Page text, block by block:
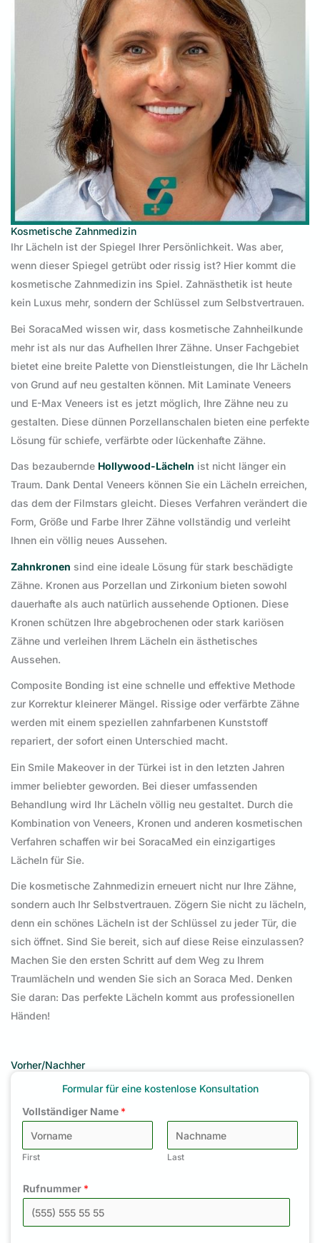
Kosmetische Zahnmedizin
Ihr Lächeln ist der Spiegel Ihrer Persönlichkeit. Was aber,
wenn dieser Spiegel getrübt oder rissig ist? Hier kommt die
kosmetische Zahnmedizin ins Spiel. Zahnästhetik ist heute
kein Luxus mehr, sondern der Schlüssel zum Selbstvertrauen.
Bei SoracaMed wissen wir, dass kosmetische Zahnheilkunde
mehr ist als nur das Aufhellen Ihrer Zähne. Unser Fachgebiet
bietet eine breite Palette von Dienstleistungen, die Ihr Lächeln
von Grund auf neu gestalten können. Mit Laminate Veneers
und E-Max Veneers ist es jetzt möglich, Ihre Zähne neu zu
gestalten. Diese dünnen Porzellanschalen bieten eine perfekte
Lösung für schiefe, verfärbte oder lückenhafte Zähne.
Das bezaubernde Hollywood-Lächeln ist nicht länger ein
Traum. Dank Dental Veneers können Sie ein Lächeln erreichen,
das dem der Filmstars gleicht. Dieses Verfahren verändert die
Form, Größe und Farbe Ihrer Zähne vollständig und verleiht
Ihnen ein völlig neues Aussehen.
Zahnkronen sind eine ideale Lösung für stark beschädigte
Zähne. Kronen aus Porzellan und Zirkonium bieten sowohl
dauerhafte als auch natürlich aussehende Optionen. Diese
Kronen schützen Ihre abgebrochenen oder stark kariösen
Zähne und verleihen Ihrem Lächeln ein ästhetisches
Aussehen.
Composite Bonding ist eine schnelle und effektive Methode
zur Korrektur kleinerer Mängel. Rissige oder verfärbte Zähne
werden mit einem speziellen zahnfarbenen Kunststoff
repariert, der sofort einen Unterschied macht.
Ein Smile Makeover in der Türkei ist in den letzten Jahren
immer beliebter geworden. Bei dieser umfassenden
Behandlung wird Ihr Lächeln völlig neu gestaltet. Durch die
Kombination von Veneers, Kronen und anderen kosmetischen
Verfahren schaffen wir bei SoracaMed ein einzigartiges
Lächeln für Sie.
Die kosmetische Zahnmedizin erneuert nicht nur Ihre Zähne,
sondern auch Ihr Selbstvertrauen. Zögern Sie nicht zu lächeln,
denn ein schönes Lächeln ist der Schlüssel zu jeder Tür, die
sich öffnet. Sind Sie bereit, sich auf diese Reise einzulassen?
Machen Sie den ersten Schritt auf dem Weg zu Ihrem
Traumlächeln und wenden Sie sich an Soraca Med. Denken
Sie daran: Das perfekte Lächeln kommt aus professionellen
Händen!
Vorher/Nachher
Formular für eine kostenlose Konsultation
Vollständiger Name *
First Last
Rufnummer *